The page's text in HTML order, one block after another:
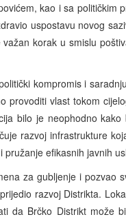
kao i sa političkim
uspostavu novog
korak u smislu
kompromis i
provoditi vlast tokom
bilo je neophodno
razvoj infrastrukture
efikasnih javnih
za gubljenje i pozvao
razvoj Distrikta.
da Brčko Distrikt može